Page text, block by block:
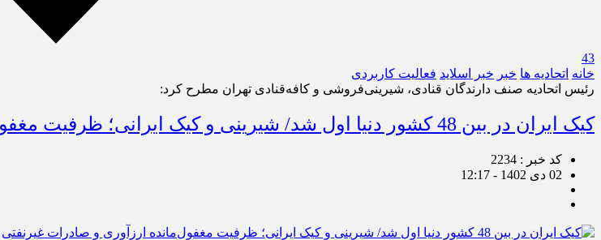
43
خانه اتحادیه ها خبر خبر اسلايد فعالیت کاربردی
رئیس اتحادیه صنف دارندگان قنادی، شیرینی‌فروشی و کافه‌قنادی تهران مطرح کرد:
کیک ایران در بین 48 کشور دنیا اول شد/ شیرینی و کیک ایرانی؛ ظرفیت مغفول‌مانده ارزآوری و صادرات غیرنفتی
کد خبر : 2234
02 دی 1402 - 12:17